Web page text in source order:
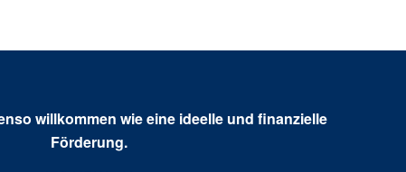
willkommen wie eine ideelle und finanzielle
Förderung.